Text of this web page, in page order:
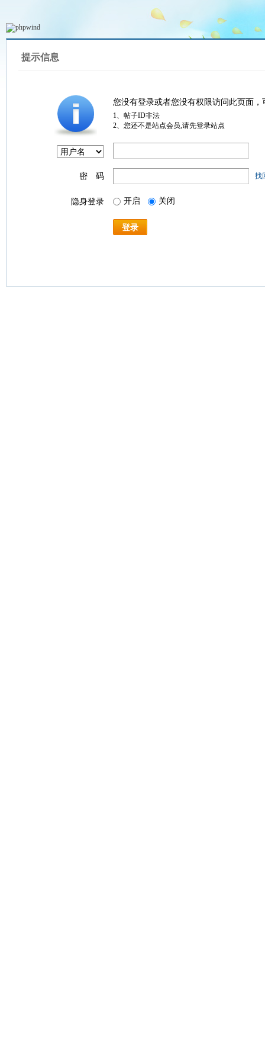
提示信息
您没有登录或者您没有权限访问此页面
1、帖子ID非法
2、您还不是站点会员,请先登录站点
密 码 找
隐身登录 开启 关闭
登录